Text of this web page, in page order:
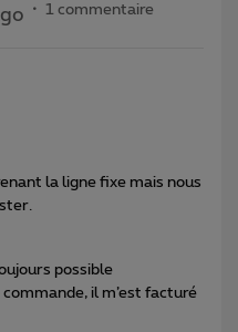
1 commentaire
la ligne fixe mais nous
possible
il m’est facturé